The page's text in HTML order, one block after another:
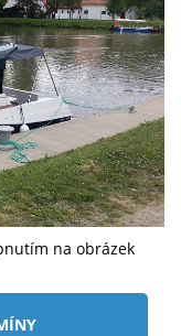
na obrázek